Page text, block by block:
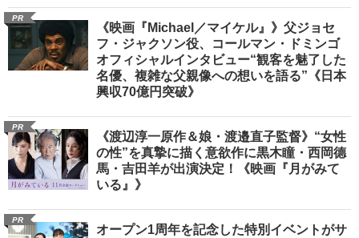
PR
《映画『Michael／マイケル』》父ジョセ
フ・ジャクソン役、コールマン・ドミンゴ
オフィシャルインタビュー“観客を魅了した
名優、複雑な父親像への想いを語る”《日本
興収70億円突破》
PR
《渡辺淳一原作＆娘・渡邉直子監督》“女性
の性”を真摯に描く意欲作に黒木瞳・西岡德
馬・吉田羊が出演決定！《映画『月がみて
いる』》
PR
オープン1周年を記念した特別イベントがサ